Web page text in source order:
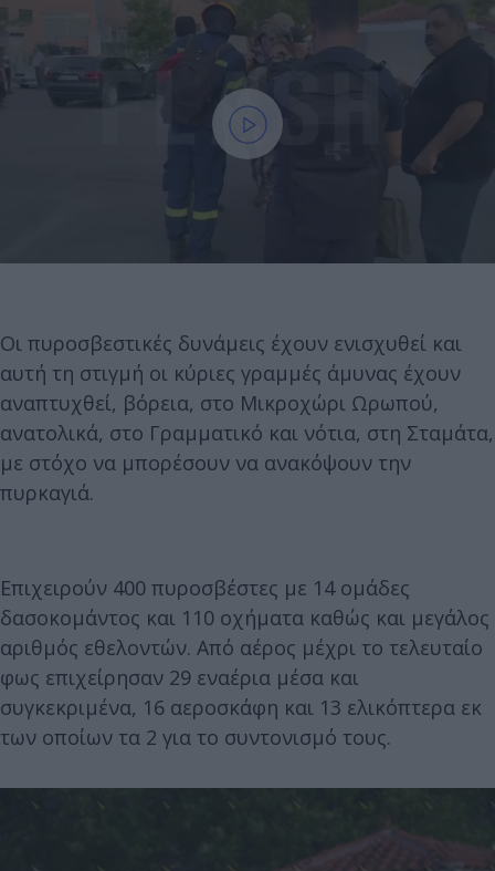
Οι πυροσβεστικές δυνάμεις έχουν ενισχυθεί και
αυτή τη στιγμή οι κύριες γραμμές άμυνας έχουν
αναπτυχθεί, βόρεια, στο Μικροχώρι Ωρωπού,
ανατολικά, στο Γραμματικό και νότια, στη Σταμάτα,
με στόχο να μπορέσουν να ανακόψουν την
πυρκαγιά.
Επιχειρούν 400 πυροσβέστες με 14 ομάδες
δασοκομάντος και 110 οχήματα καθώς και μεγάλος
αριθμός εθελοντών. Από αέρος μέχρι το τελευταίο
φως επιχείρησαν 29 εναέρια μέσα και
συγκεκριμένα, 16 αεροσκάφη και 13 ελικόπτερα εκ
των οποίων τα 2 για το συντονισμό τους.